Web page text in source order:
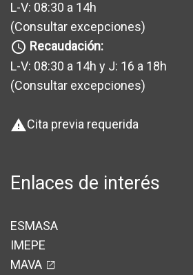
L-V: 08:30 a 14h
(Consultar excepciones)
query_builder Recaudación:
L-V: 08:30 a 14h y J: 16 a 18h
(Consultar excepciones)
warningCita previa requerida
Enlaces de interés
ESMASA
IMEPE
MAVA